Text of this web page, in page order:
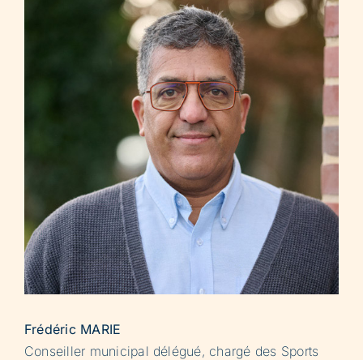
Frédéric MARIE
Conseiller municipal délégué, chargé des Sports